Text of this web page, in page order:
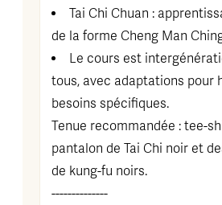
Tai Chi Chuan :
de la forme Cheng Man
Le cours est
tous, avec adaptations pour
besoins spécifiques.
Tenue recommandée : tee-
pantalon de Tai Chi noir et
de kung-fu noirs.
--------------